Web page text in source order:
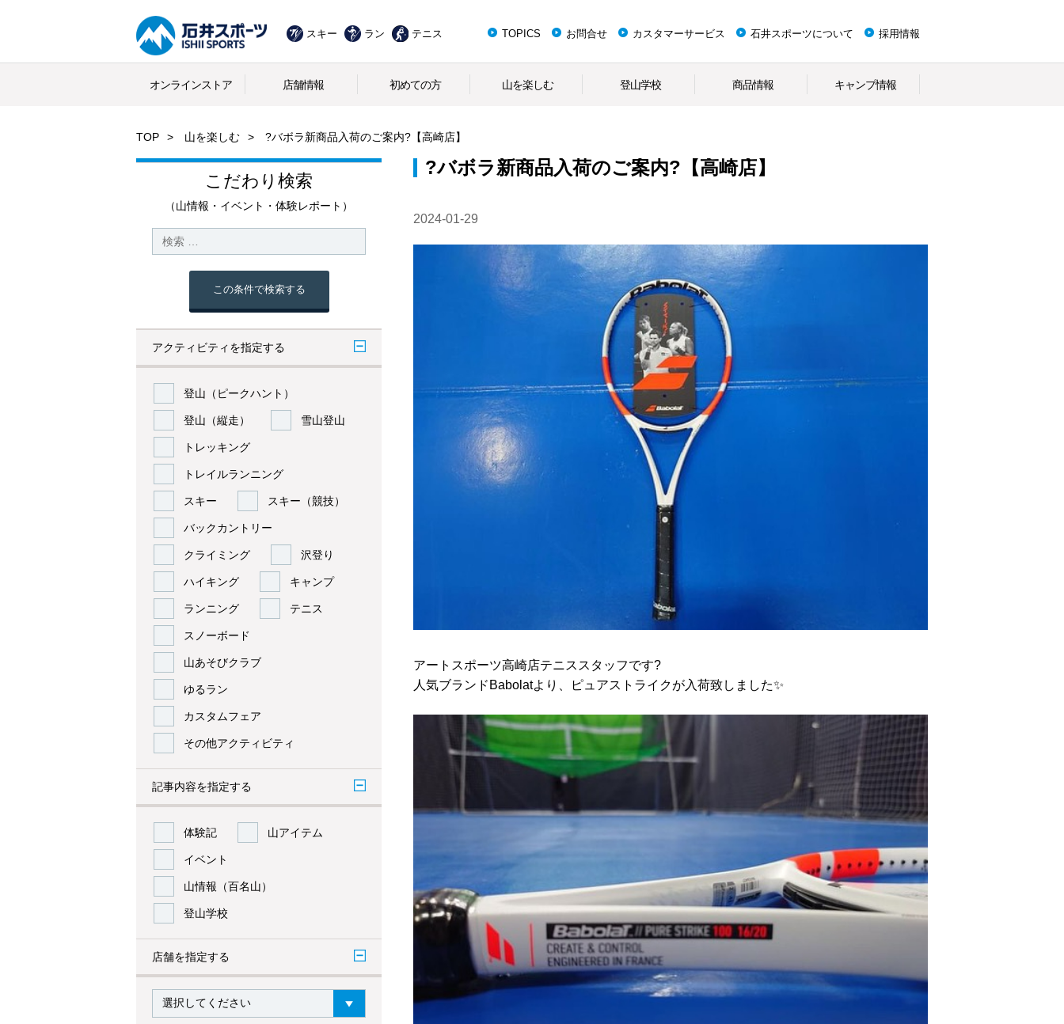
スキー ラン テニス TOPICS お問合せ カスタマーサービス 石井スポーツについて 採用情報
オンラインストア 店舗情報 初めての方 山を楽しむ 登山学校 商品情報 キャンプ情報
TOP 山を楽しむ ?バボラ新商品入荷のご案内?【高崎店】
こだわり検索
（山情報・イベント・体験レポート）
この条件で検索する
アクティビティを指定する
登山（ピークハント）
登山（縦走） 雪山登山
トレッキング
トレイルランニング
スキー スキー（競技）
バックカントリー
クライミング 沢登り
ハイキング キャンプ
ランニング テニス
スノーボード
山あそびクラブ
ゆるラン
カスタムフェア
その他アクティビティ
記事内容を指定する
体験記 山アイテム
イベント
山情報（百名山）
登山学校
店舗を指定する
?バボラ新商品入荷のご案内?【高崎店】
2024-01-29
アートスポーツ高崎店テニススタッフです?
人気ブランドBabolatより、ピュアストライクが入荷致しました✨